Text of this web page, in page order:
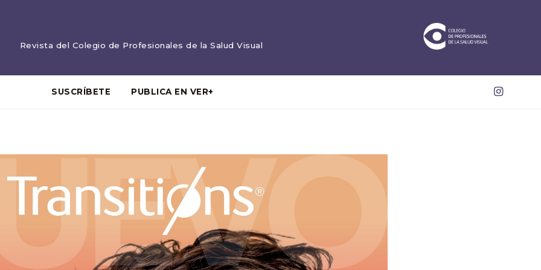
Revista del Colegio de Profesionales de la Salud Visual
SUSCRÍBETE PUBLICA EN VER+